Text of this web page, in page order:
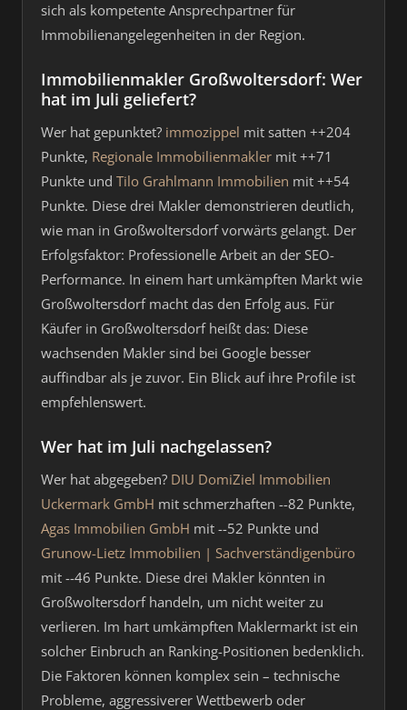
sich als kompetente Ansprechpartner für
Immobilienangelegenheiten in der Region.
Immobilienmakler Großwoltersdorf: Wer
hat im Juli geliefert?
Wer hat gepunktet? immozippel mit satten ++204
Punkte, Regionale Immobilienmakler mit ++71
Punkte und Tilo Grahlmann Immobilien mit ++54
Punkte. Diese drei Makler demonstrieren deutlich,
wie man in Großwoltersdorf vorwärts gelangt. Der
Erfolgsfaktor: Professionelle Arbeit an der SEO-
Performance. In einem hart umkämpften Markt wie
Großwoltersdorf macht das den Erfolg aus. Für
Käufer in Großwoltersdorf heißt das: Diese
wachsenden Makler sind bei Google besser
auffindbar als je zuvor. Ein Blick auf ihre Profile ist
empfehlenswert.
Wer hat im Juli nachgelassen?
Wer hat abgegeben? DIU DomiZiel Immobilien
Uckermark GmbH mit schmerzhaften --82 Punkte,
Agas Immobilien GmbH mit --52 Punkte und
Grunow-Lietz Immobilien | Sachverständigenbüro
mit --46 Punkte. Diese drei Makler könnten in
Großwoltersdorf handeln, um nicht weiter zu
verlieren. Im hart umkämpften Maklermarkt ist ein
solcher Einbruch an Ranking-Positionen bedenklich.
Die Faktoren können komplex sein – technische
Probleme, aggressiverer Wettbewerb oder